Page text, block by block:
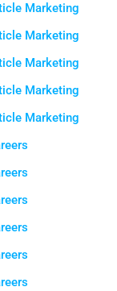
Marketing
Marketing
Marketing
Marketing
Marketing